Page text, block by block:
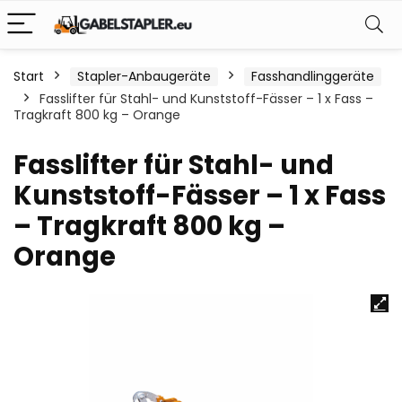
Start Stapler-Anbaugeräte
Fasshandlinggeräte
Fasslifter für Stahl- und Kunststoff-Fässer – 1 x Fass –
Tragkraft 800 kg – Orange
Fasslifter für Stahl- und
Kunststoff-Fässer – 1 x Fass
– Tragkraft 800 kg –
Orange